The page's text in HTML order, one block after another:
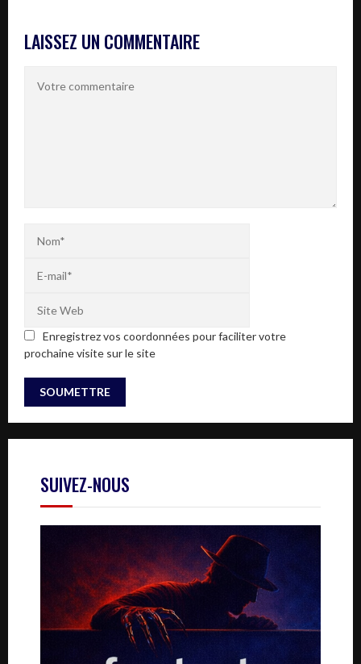
LAISSEZ UN COMMENTAIRE
Enregistrez vos coordonnées pour faciliter votre
prochaine visite sur le site
SUIVEZ-NOUS